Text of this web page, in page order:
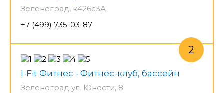
Зеленоград, к426с3А
+7 (499) 735-03-87
I-Fit Фитнес - Фитнес-клуб, бассейн
Зеленоград ул. Юности, 8